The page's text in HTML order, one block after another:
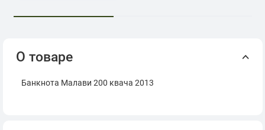
О товаре
Банкнота Малави 200 квача 2013